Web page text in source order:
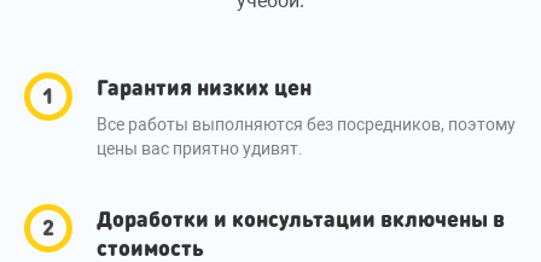
Гарантия низких цен
Все работы выполняются без посредников, поэтому
цены вас приятно удивят.
Доработки и консультации включены в
стоимость